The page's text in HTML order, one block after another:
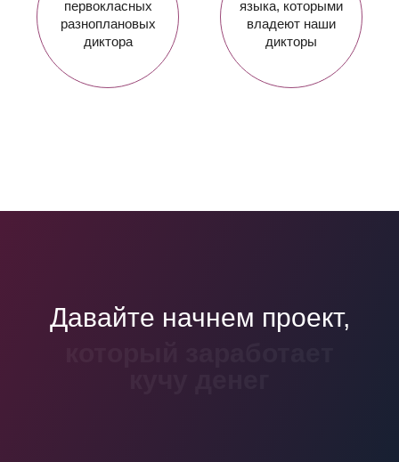
первокласных
разноплановых
диктора
языка, которыми
владеют наши
дикторы
Давайте начнем проект,